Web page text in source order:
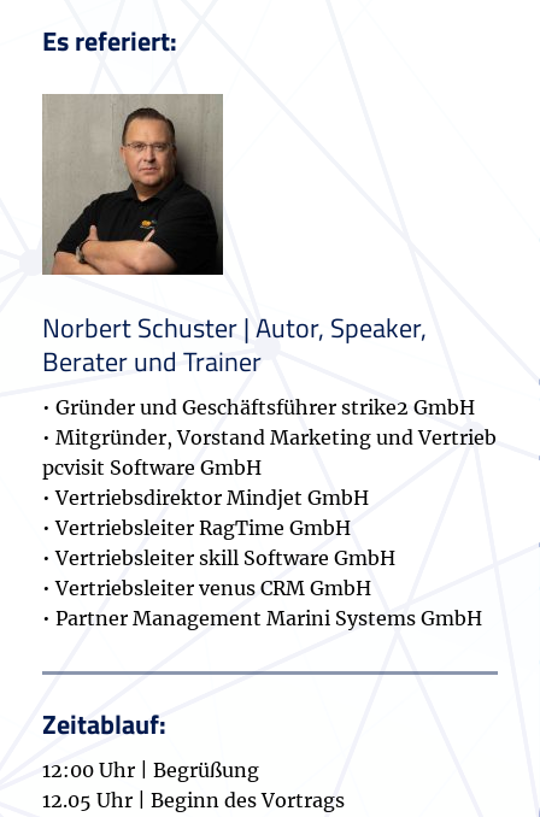
Es referiert:
Norbert Schuster | Autor, Speaker,
Berater und Trainer
• Gründer und Geschäftsführer strike2 GmbH
• Mitgründer, Vorstand Marketing und Vertrieb
pcvisit Software GmbH
• Vertriebsdirektor Mindjet GmbH
• Vertriebsleiter RagTime GmbH
• Vertriebsleiter skill Software GmbH
• Vertriebsleiter venus CRM GmbH
• Partner Management Marini Systems GmbH
Zeitablauf:
12:00 Uhr | Begrüßung
12.05 Uhr | Beginn des Vortrags